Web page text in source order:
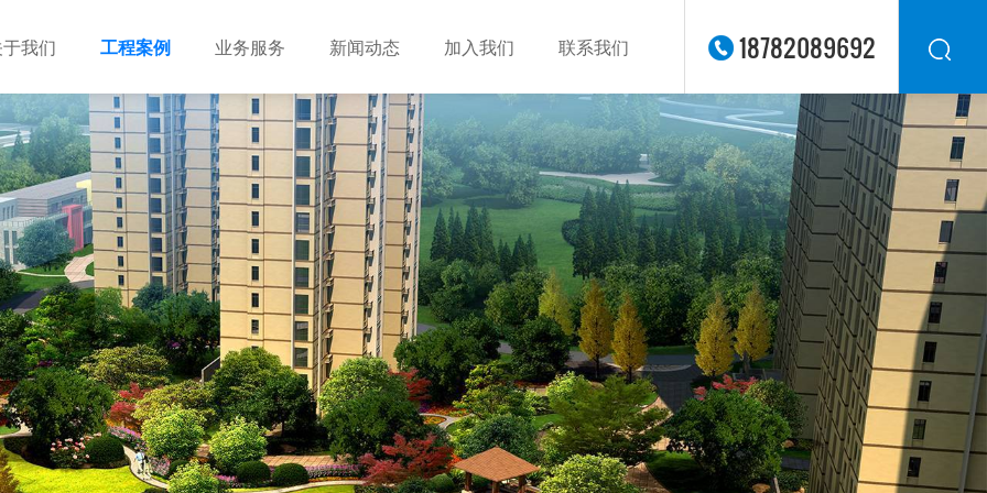
我们 工程案例
建筑设计
市政设计
电力设计
商物粮储藏（冷库冷冻）
农林设计
勘察资质
水利设计
风景园林
土地规划
城乡规划
工程测绘
工程咨询
工程造价
华东
华北
华南
华中
西南
西北
东南
业务服务 新闻动态 加入我们 联系我们 18782089692